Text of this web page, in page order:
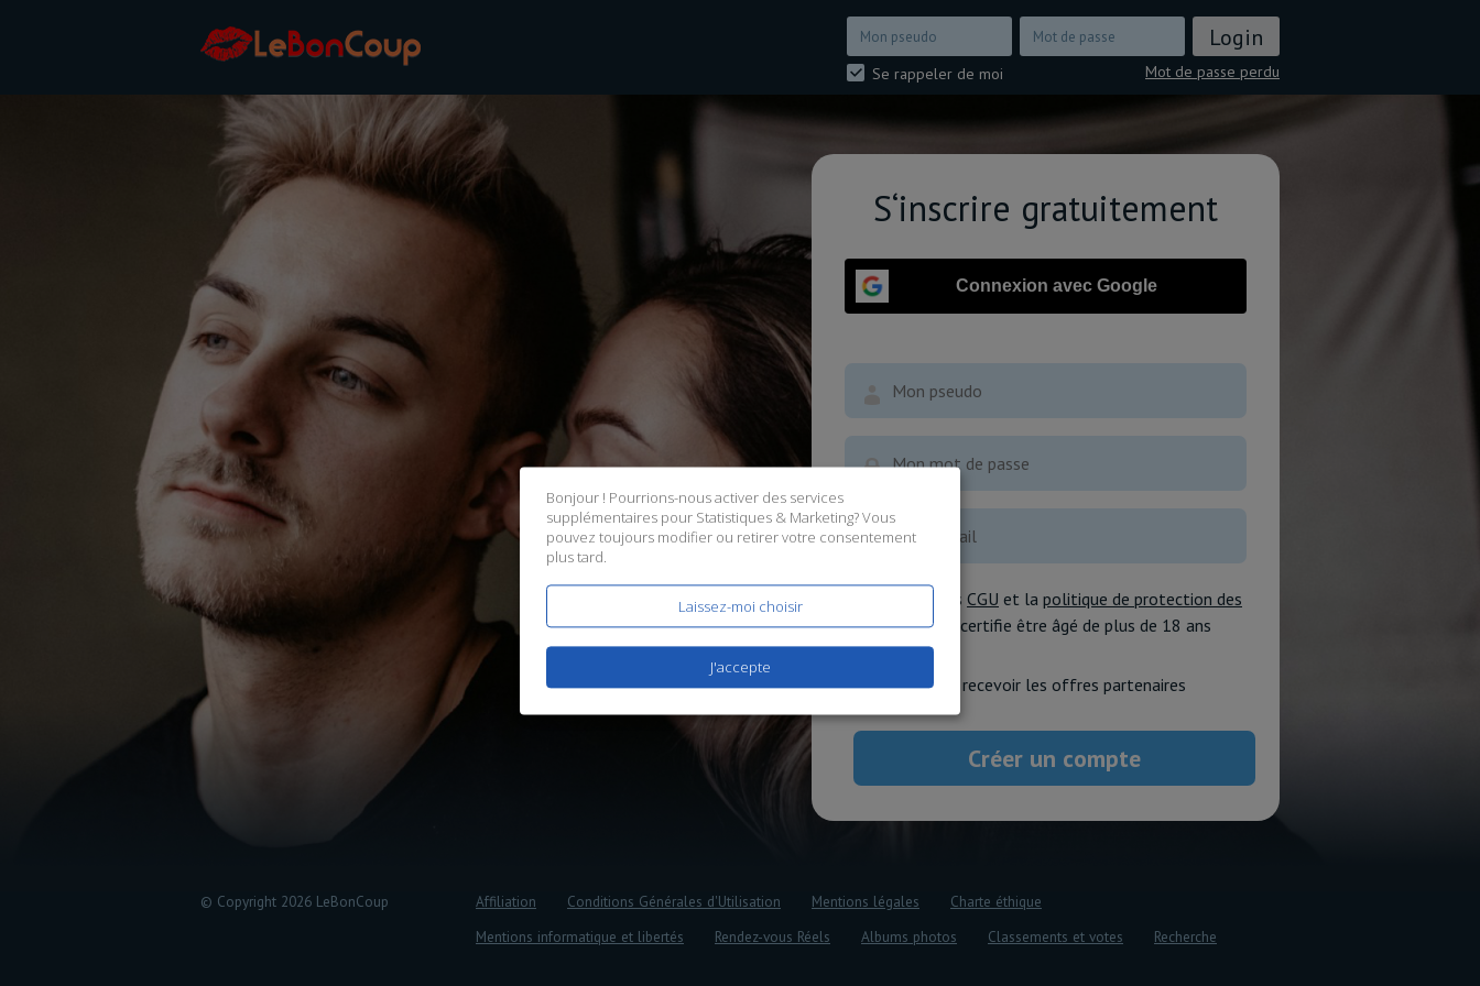
Mot de passe perdu
Se rappeler de moi
S‘inscrire gratuitement
Connexion avec Google
J'accepte les CGU et la politique de protection des
données, et certifie être âgé de plus de 18 ans
J'accepte de recevoir les offres partenaires
© Copyright 2026 LeBonCoup Affiliation Conditions Générales d'Utilisation Mentions légales
Charte éthique
Mentions informatique et libertés
Rendez-vous Réels Albums photos Classements et votes Recherche
Bonjour ! Pourrions-nous activer des services
supplémentaires pour Statistiques & Marketing? Vous
pouvez toujours modifier ou retirer votre consentement
plus tard.
Laissez-moi choisir
J'accepte